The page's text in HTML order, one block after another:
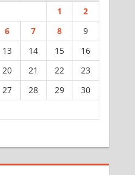
1
2
6 7 8
9
13 14 15
16
20 21 22
23
27 28 29
30